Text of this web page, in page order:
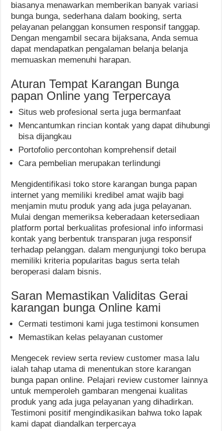
biasanya menawarkan memberikan banyak variasi
bunga bunga, sederhana dalam booking, serta
pelayanan pelanggan konsumen responsif tanggap.
Dengan mengambil secara bijaksana, Anda semua
dapat mendapatkan pengalaman belanja belanja
memuaskan memenuhi harapan.
Aturan Tempat Karangan Bunga
papan Online yang Terpercaya
Situs web profesional serta juga bermanfaat
Mencantumkan rincian kontak yang dapat dihubungi
bisa dijangkau
Portofolio percontohan komprehensif detail
Cara pembelian merupakan terlindungi
Mengidentifikasi toko store karangan bunga papan
internet yang memiliki kredibel amat wajib bagi
menjamin mutu produk yang ada juga pelayanan.
Mulai dengan memeriksa keberadaan ketersediaan
platform portal berkualitas profesional info informasi
kontak yang berbentuk transparan juga responsif
terhadap pelanggan. dalam mengunjungi toko berupa
memiliki kriteria popularitas bagus serta telah
beroperasi dalam bisnis.
Saran Memastikan Validitas Gerai
karangan bunga Online kami
Cermati testimoni kami juga testimoni konsumen
Memastikan kelas pelayanan customer
Mengecek review serta review customer masa lalu
ialah tahap utama di menentukan store karangan
bunga papan online. Pelajari review customer lainnya
untuk memperoleh gambaran mengenai kualitas
produk yang ada juga pelayanan yang dihadirkan.
Testimoni positif mengindikasikan bahwa toko lapak
kami dapat diandalkan terpercaya